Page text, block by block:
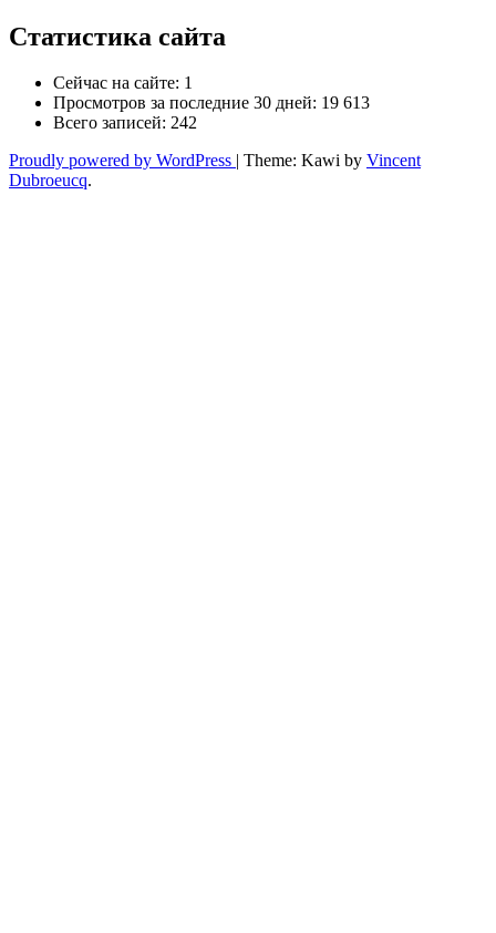
Статистика сайта
Сейчас на сайте: 1
Просмотров за последние 30 дней: 19 613
Всего записей: 242
Proudly powered by WordPress | Theme: Kawi by Vincent
Dubroeucq.